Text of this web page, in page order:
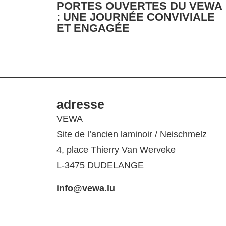
PORTES OUVERTES DU VEWA
: UNE JOURNÉE CONVIVIALE
ET ENGAGÉE
adresse
VEWA
Site de l’ancien laminoir / Neischmelz
4, place Thierry Van Werveke
L-3475 DUDELANGE
info@vewa.lu